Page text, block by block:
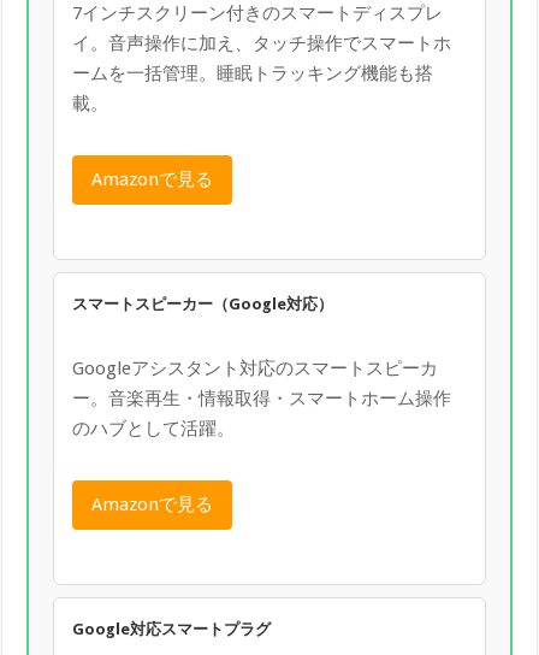
7インチスクリーン付きのスマートディスプレ
イ。音声操作に加え、タッチ操作でスマートホ
ームを一括管理。睡眠トラッキング機能も搭
載。
Amazonで見る
スマートスピーカー（Google対応）
Googleアシスタント対応のスマートスピーカ
ー。音楽再生・情報取得・スマートホーム操作
のハブとして活躍。
Amazonで見る
Google対応スマートプラグ